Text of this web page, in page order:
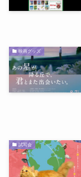
映画グッズ
試写会